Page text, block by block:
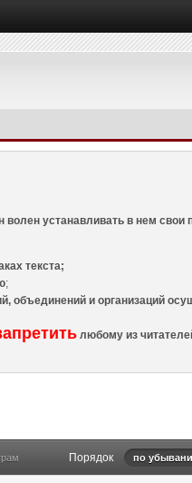
волен устанавливать в нем
текста;
;
объединений и организаций
любому из
Порядок по